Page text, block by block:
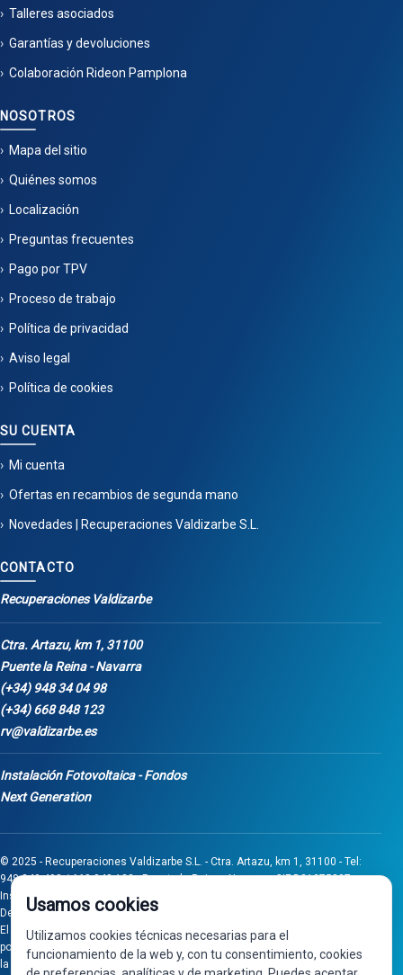
Talleres asociados
Garantías y devoluciones
Colaboración Rideon Pamplona
NOSOTROS
Mapa del sitio
Quiénes somos
Localización
Preguntas frecuentes
Pago por TPV
Proceso de trabajo
Política de privacidad
Aviso legal
Política de cookies
SU CUENTA
Mi cuenta
Ofertas en recambios de segunda mano
Novedades | Recuperaciones Valdizarbe S.L.
CONTACTO
Recuperaciones Valdizarbe
Ctra. Artazu, km 1, 31100
Puente la Reina - Navarra
(+34) 948 34 04 98
(+34) 668 848 123
rv@valdizarbe.es
Instalación Fotovoltaica - Fondos
Next Generation
© 2025 - Recuperaciones Valdizarbe S.L. - Ctra. Artazu, km 1, 31100 - Tel:
948 340 498 / 668 848 123 - Puente la Reina - Navarra - CIF B31275837.
Inscrita en el Registro Mercantil de Navarra, Tomo 32, Folio 75, Hoja 525.
Desarrollado porSeintosoft
El proyecto de inversión "0011-0558-2024-000008" ha sido subvencionado
por Gobierno de Navarra al amparo de la convocatoria de 2024 de Ayudas a
la inversión en pymes industriales
Usamos cookies
Utilizamos cookies técnicas necesarias para el
funcionamiento de la web y, con tu consentimiento, cookies